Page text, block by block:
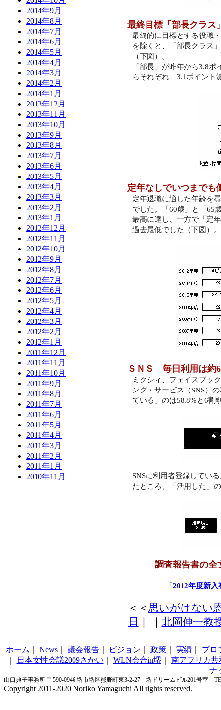
2014年9月
2014年8月
2014年7月
2014年6月
2014年5月
2014年4月
2014年3月
2014年2月
2014年1月
2013年12月
2013年11月
2013年10月
2013年9月
2013年8月
2013年7月
2013年6月
2013年5月
2013年4月
2013年3月
2013年2月
2013年1月
2012年12月
2012年11月
2012年10月
2012年9月
2012年8月
2012年7月
2012年6月
2012年5月
2012年4月
2012年3月
2012年2月
2012年1月
2011年12月
2011年11月
2011年10月
2011年9月
2011年8月
2011年7月
2011年6月
2011年5月
2011年4月
2011年3月
2011年2月
2011年1月
2010年11月
最終目標「部長クラス
最終的に目標とする役職
を除くと、「部長クラス
（下図）。
「部長」が昨年から3.8ポ
らそれぞれ 3.1 ポイント
定年なしでいつまで
定年退職に適した年齢を
でした。「60歳」と「65
最高に達し、一方で「定
過去最低でした（下図）。
ＳＮＳ 毎日利用は約6
ミクシィ、フェイスブッ
ング・サービス（SNS）
ている」のは58.8%と6割
SNSに利用者登録してい
たところ、「活用した」
調査報告書の全
「2012年度新入
＜＜ 思いがけない
日
北岡伸一教
ホーム News｜ 議会報告｜ ビジョン 政策｜ 実績｜ プロ
日本女性会議2009さかい WLN会合in堺
南アフリカ共
ナ
山口典子事務所 〒590-0946 堺市堺区熊野町東3-2-27 堺ドリームビル201号室
Copyright 2011-2020 Noriko Yamaguchi All rights reserved.